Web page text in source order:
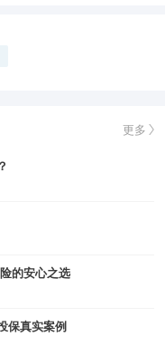
更多
的安心之选
保真实案例